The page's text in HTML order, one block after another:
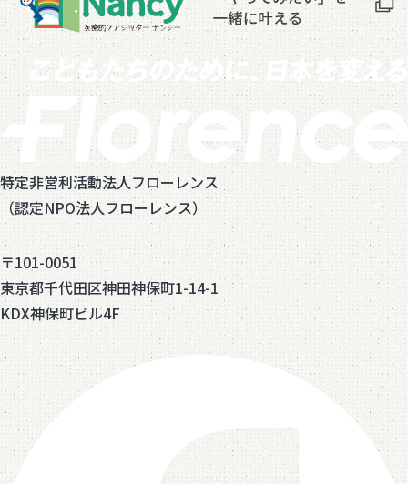
特定非営利活動法人フローレンス
（認定NPO法人フローレンス）
〒101-0051
東京都千代田区神田神保町1-14-1
KDX神保町ビル4F